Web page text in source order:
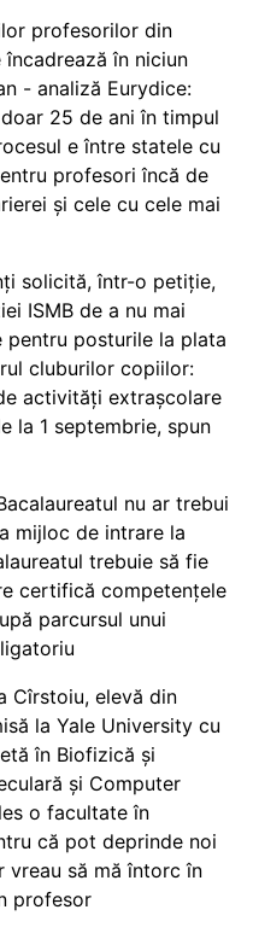
profesorilor din
încadrează în niciun
- analiză Eurydice:
25 de ani în timpul
e între statele cu
profesori încă de
și cele cu cele mai
solicită, într-o petiție,
ISMB de a nu mai
pentru posturile la plata
cluburilor copiilor:
activități extrașcolare
la 1 septembrie, spun
nu ar trebui
mijloc de intrare la
trebuie să fie
certifică competențele
parcursul unui
Cîrstoiu, elevă din
la Yale University cu
în Biofizică și
și Computer
o facultate în
că pot deprinde noi
vreau să mă întorc în
profesor